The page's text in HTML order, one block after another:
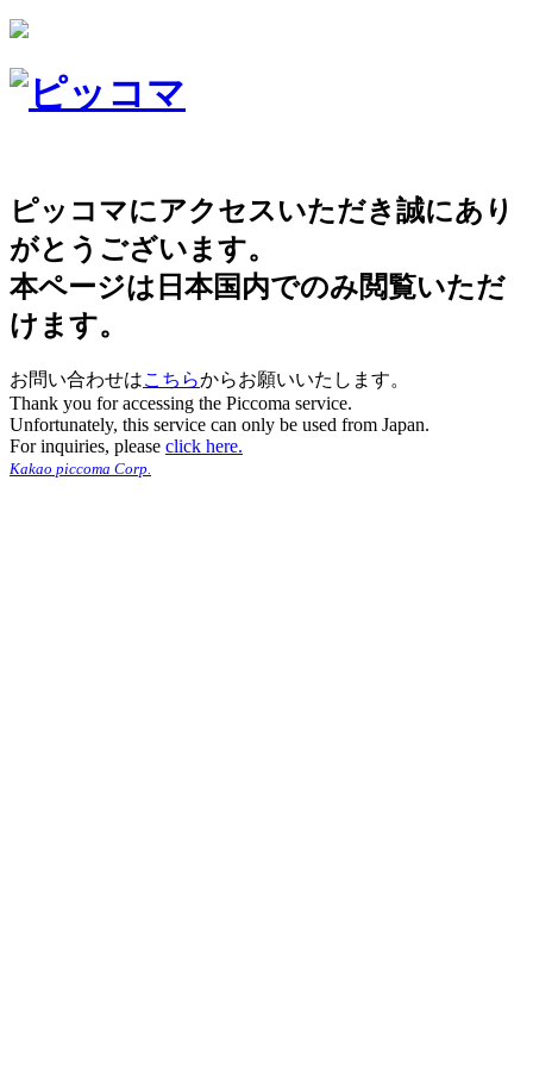
ピッコマにアクセスいただき誠にあり
がとうございます。
本ページは日本国内でのみ閲覧いただ
けます。
お問い合わせはこちらからお願いいたします。
Thank you for accessing the Piccoma service.
Unfortunately, this service can only be used from Japan.
For inquiries, please click here.
Kakao piccoma Corp.